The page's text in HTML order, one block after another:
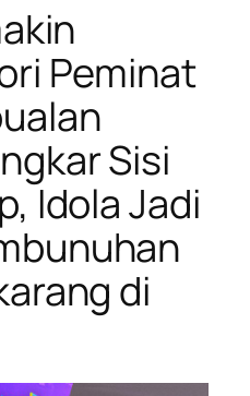
Peminat
Sisi
Idola Jadi
di